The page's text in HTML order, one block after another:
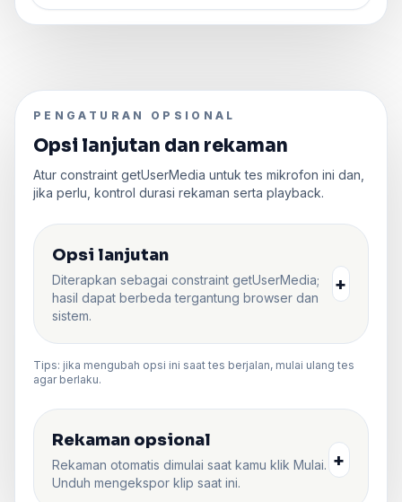
PENGATURAN OPSIONAL
Opsi lanjutan dan rekaman
Atur constraint getUserMedia untuk tes mikrofon ini dan,
jika perlu, kontrol durasi rekaman serta playback.
Opsi lanjutan
Diterapkan sebagai constraint getUserMedia;
hasil dapat berbeda tergantung browser dan
sistem.
+
Tips: jika mengubah opsi ini saat tes berjalan, mulai ulang tes
agar berlaku.
Rekaman opsional
Rekaman otomatis dimulai saat kamu klik Mulai.
Unduh mengekspor klip saat ini.
+